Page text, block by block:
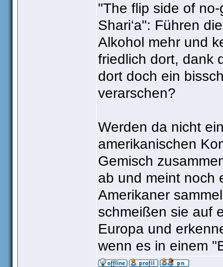
http://
"The flip side of
Shari‘a": Führen
Alkohol mehr und
friedlich dort, dank
dort doch ein
verarschen?
Werden da nicht
amerikanischen
Gemisch
ab und meint noch
Amerikaner
schmeißen sie auf
Europa und
wenn es in einem